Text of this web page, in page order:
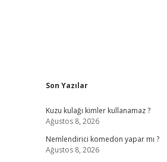
Sidebar
Son Yazılar
Kuzu kulağı kimler kullanamaz ?
Ağustos 8, 2026
Nemlendirici komedon yapar mı ?
Ağustos 8, 2026